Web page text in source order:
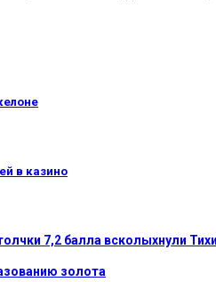
в казино
7,2 балла всколыхнули
золота